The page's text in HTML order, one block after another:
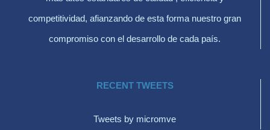
competitividad, afianzando de esta forma nuestro gran
compromiso con el desarrollo de cada país.
RECENT TWEETS
Tweets by micromve